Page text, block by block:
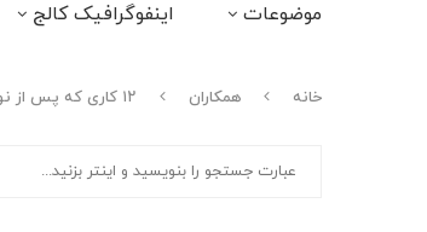
موضوعات اینفوگرافیک کالج
خانه همکاران ۱۲ کاری که پس از نوشتن یک مطلب جدید باید انجام دهید